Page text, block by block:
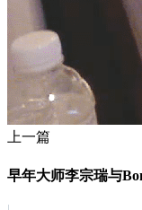
上一篇
早年大师李宗瑞与